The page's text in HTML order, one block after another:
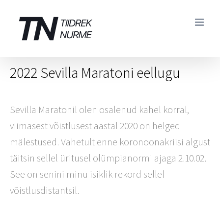
content
2022 Sevilla Maratoni eellugu
Sevilla Maratonil olen osalenud kahel korral,
viimasest võistlusest aastal 2020 on helged
mälestused. Vahetult enne koronoonakriisi algust
täitsin sellel üritusel olümpianormi ajaga 2.10.02.
See on senini minu isiklik rekord sellel
võistlusdistantsil.